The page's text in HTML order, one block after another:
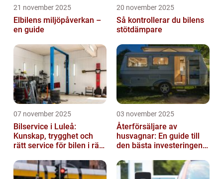
21 november 2025
Elbilens miljöpåverkan –
en guide
20 november 2025
Så kontrollerar du bilens
stötdämpare
07 november 2025
Bilservice i Luleå:
Kunskap, trygghet och
rätt service för bilen i rätt
03 november 2025
Återförsäljare av
husvagnar: En guide till
den bästa investeringen